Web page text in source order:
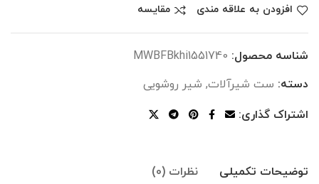
افزودن به علاقه مندی مقایسه
شناسه محصول: MWBFBkhi1551740
دسته: ست شیرآلات, شیر روشویی
اشتراک گذاری:
توضیحات تکمیلی نظرات (0)